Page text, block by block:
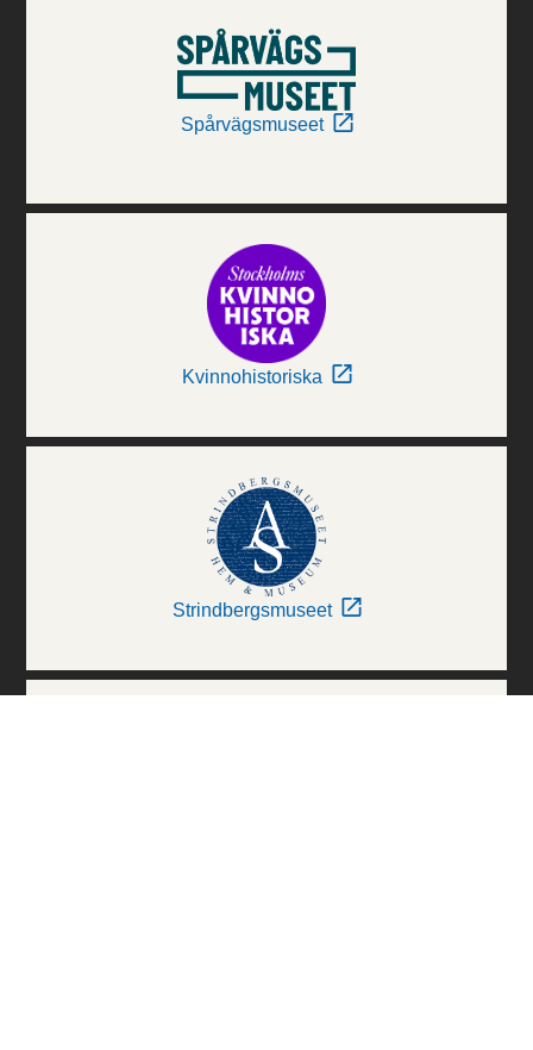
Spårvägsmuseet
Kvinnohistoriska
Strindbergsmuseet